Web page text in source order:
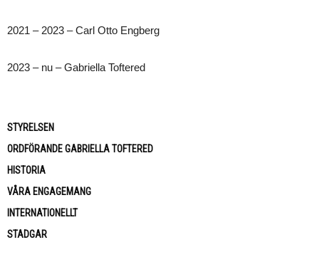
2021 – 2023 – Carl Otto Engberg
2023 – nu – Gabriella Toftered
STYRELSEN
ORDFÖRANDE GABRIELLA TOFTERED
HISTORIA
VÅRA ENGAGEMANG
INTERNATIONELLT
STADGAR